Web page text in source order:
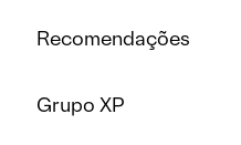
Recomendações
Grupo XP